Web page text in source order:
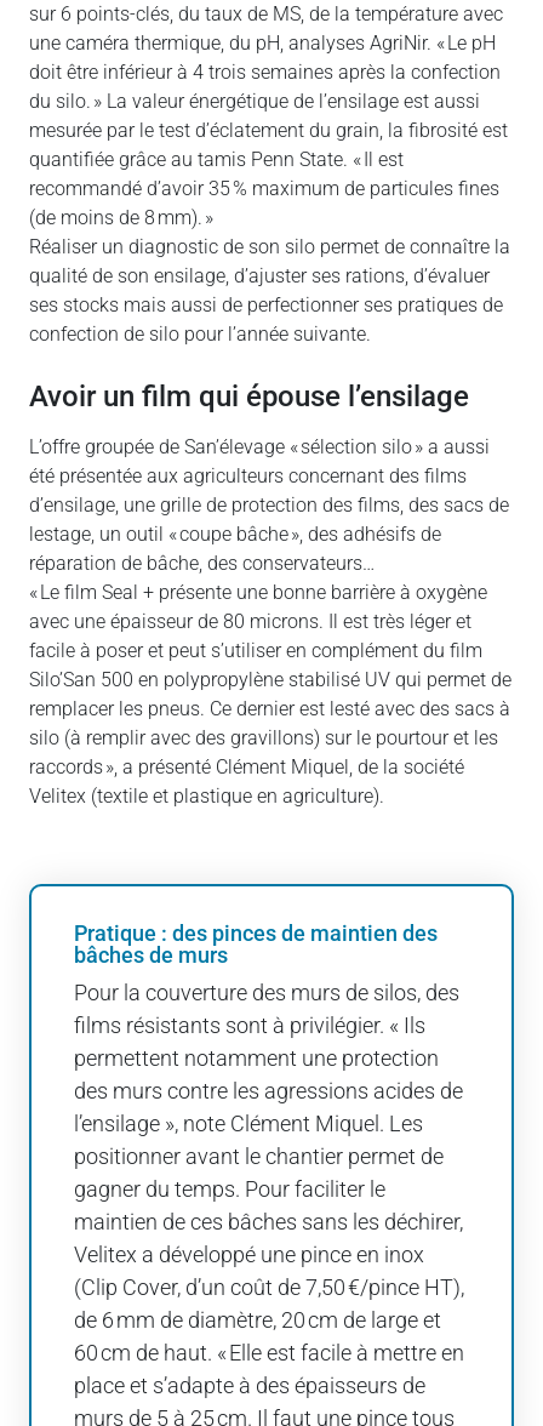
sur 6 points-clés, du taux de MS, de la température avec
une caméra thermique, du pH, analyses AgriNir. « Le pH
doit être inférieur à 4 trois semaines après la confection
du silo. » La valeur énergétique de l’ensilage est aussi
mesurée par le test d’éclatement du grain, la fibrosité est
quantifiée grâce au tamis Penn State. « Il est
recommandé d’avoir 35 % maximum de particules fines
(de moins de 8 mm). »
Réaliser un diagnostic de son silo permet de connaître la
qualité de son ensilage, d’ajuster ses rations, d’évaluer
ses stocks mais aussi de perfectionner ses pratiques de
confection de silo pour l’année suivante.
Avoir un film qui épouse l’ensilage
L’offre groupée de San’élevage « sélection silo » a aussi
été présentée aux agriculteurs concernant des films
d’ensilage, une grille de protection des films, des sacs de
lestage, un outil « coupe bâche », des adhésifs de
réparation de bâche, des conservateurs…
« Le film Seal + présente une bonne barrière à oxygène
avec une épaisseur de 80 microns. Il est très léger et
facile à poser et peut s’utiliser en complément du film
Silo’San 500 en polypropylène stabilisé UV qui permet de
remplacer les pneus. Ce dernier est lesté avec des sacs à
silo (à remplir avec des gravillons) sur le pourtour et les
raccords », a présenté Clément Miquel, de la société
Velitex (textile et plastique en agriculture).
Pratique : des pinces de maintien des
bâches de murs
Pour la couverture des murs de silos, des
films résistants sont à privilégier. « Ils
permettent notamment une protection
des murs contre les agressions acides de
l’ensilage », note Clément Miquel. Les
positionner avant le chantier permet de
gagner du temps. Pour faciliter le
maintien de ces bâches sans les déchirer,
Velitex a développé une pince en inox
(Clip Cover, d’un coût de 7,50 €/pince HT),
de 6 mm de diamètre, 20 cm de large et
60 cm de haut. « Elle est facile à mettre en
place et s’adapte à des épaisseurs de
murs de 5 à 25 cm. Il faut une pince tous